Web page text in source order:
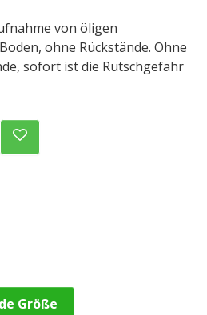
von öligen
ohne Rückstände. Ohne
sofort ist die Rutschgefahr
Größe